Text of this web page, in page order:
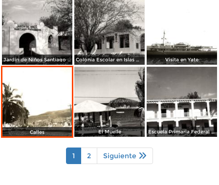
Jardín de Niños Santiago Papasquiaro Colonia Escolar en Islas Marías Visita en Yate
Calles El Muelle Escuela Primaria Federal Lic. Gual Vidal
1 2 Siguiente